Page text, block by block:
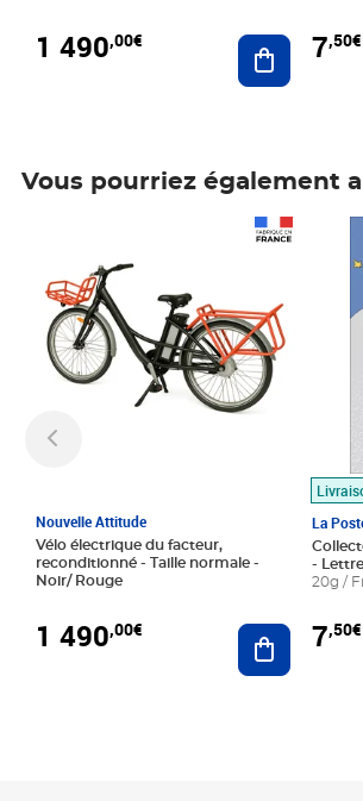
1 490,00€ Ajouter au
7,50€
Vous pourriez également
Nouvelle Attitude
Vélo électrique du facteur,
reconditionné - Taille normale -
Noir/ Rouge
1 490,00€ Ajouter au
La
-
20g /
7,50€
Prix